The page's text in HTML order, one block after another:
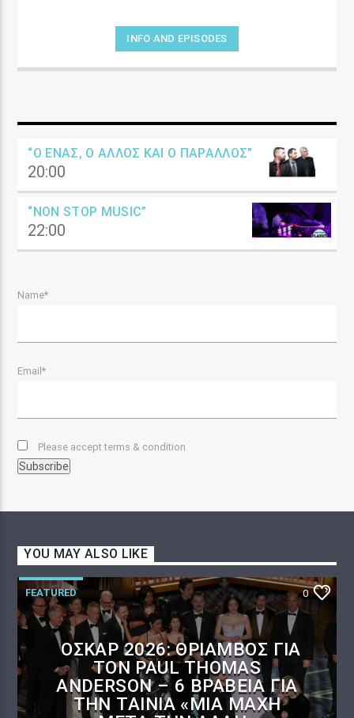
INFO AND EPISODES
“Ο ΈΝΑΣ, Ο ΆΛΛΟΣ ΚΑΙ Ο ΠΑΡΆΛΛΟΣ”
20:00
“NON STOP MUSIC”
22:00
Name*
Email*
Please accept terms & condition
YOU MAY ALSO LIKE
FEATURED 0
ΌΣΚΑΡ 2026: ΘΡΊΑΜΒΟΣ ΓΙΑ
ΤΟΝ PAUL THOMAS
ANDERSON – 6 ΒΡΑΒΕΊΑ ΓΙΑ
ΤΗΝ ΤΑΙΝΊΑ «ΜΊΑ ΜΆΧΗ